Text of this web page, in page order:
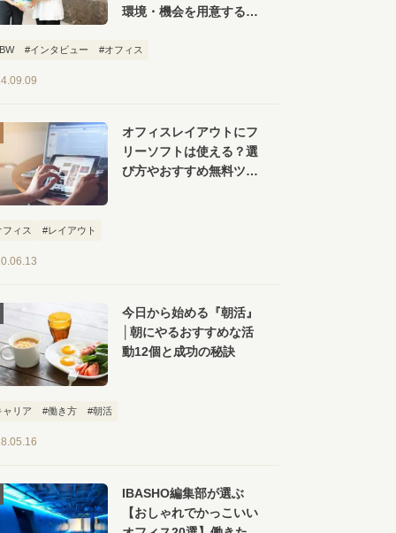
環境・機会を用意する。
ツアー
#インタビュー #オフィス
オフィスレイアウトにフ
リーソフトは使える？選
び方やおすすめ無料ツー
フィス #レイアウト
今日から始める『朝活』
│朝にやるおすすめな活
動12個と成功の秘訣
ャリア #働き方 #朝活
IBASHO編集部が選ぶ
【おしゃれでかっこいい